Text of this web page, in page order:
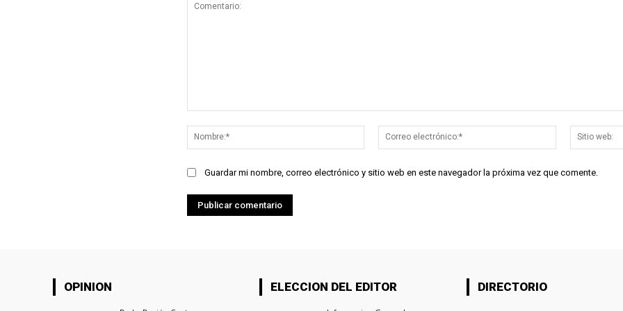
Nombre:*
Correo
electrónico:*
Guardar mi nombre, correo electrónico y sitio web en este navegador la próxima vez que comente.
OPINION ELECCION DEL EDITOR DIRECTORIO